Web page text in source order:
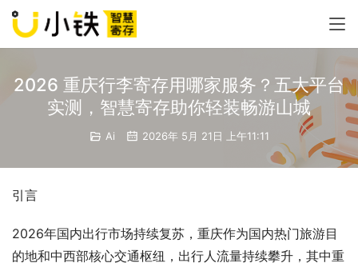
2026 重庆行李寄存用哪家服务？五大平台
实测，智慧寄存助你轻装畅游山城
Ai 2026年 5月 21日 上午11:11
引言
2026年国内出行市场持续复苏，重庆作为国内热门旅游目
的地和中西部核心交通枢纽，出行人流量持续攀升，其中重